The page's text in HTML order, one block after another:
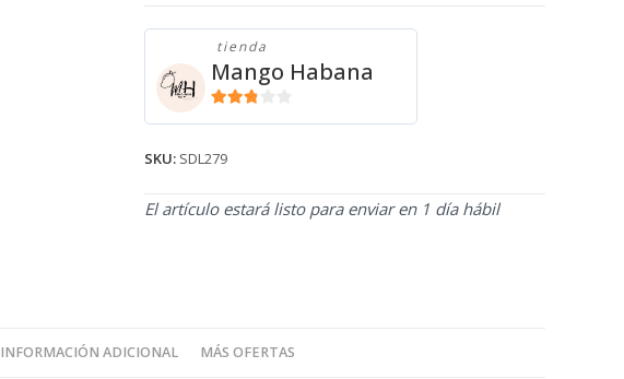
tienda
Mango Habana
SKU: SDL279
El artículo estará listo para enviar en 1 día hábil
INFORMACIÓN ADICIONAL MÁS OFERTAS